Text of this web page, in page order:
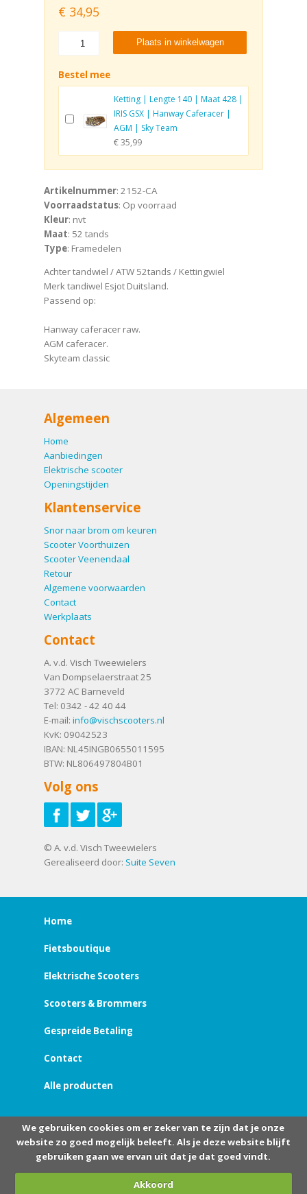
€ 34,95
Plaats in winkelwagen
Bestel mee
Ketting | Lengte 140 | Maat 428 |
IRIS GSX | Hanway Caferacer |
AGM | Sky Team
€ 35,99
Artikelnummer: 2152-CA
Voorraadstatus: Op voorraad
Kleur: nvt
Maat: 52 tands
Type: Framedelen
Achter tandwiel / ATW 52tands / Kettingwiel
Merk tandiwel Esjot Duitsland.
Passend op:
Hanway caferacer raw.
AGM caferacer.
Skyteam classic
Algemeen
Home
Aanbiedingen
Elektrische scooter
Openingstijden
Klantenservice
Snor naar brom om keuren
Scooter Voorthuizen
Scooter Veenendaal
Retour
Algemene voorwaarden
Contact
Werkplaats
Contact
A. v.d. Visch Tweewielers
Van Dompselaerstraat 25
3772 AC Barneveld
Tel: 0342 - 42 40 44
E-mail: info@vischscooters.nl
KvK: 09042523
IBAN: NL45INGB0655011595
BTW: NL806497804B01
Volg ons
© A. v.d. Visch Tweewielers
Gerealiseerd door: Suite Seven
Home
Fietsboutique
Elektrische Scooters
Scooters & Brommers
Gespreide Betaling
Contact
Alle producten
We gebruiken cookies om er zeker van te zijn dat je onze
website zo goed mogelijk beleeft. Als je deze website blijft
gebruiken gaan we ervan uit dat je dat goed vindt.
Akkoord